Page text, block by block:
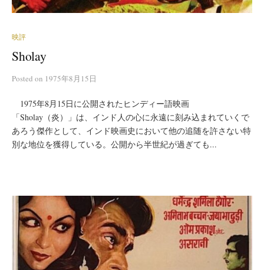
映評
Sholay
Posted on 1975年8月15日
1975年8月15日に公開されたヒンディー語映画
「Sholay（炎）」は、インド人の心に永遠に刻み込まれていくで
あろう傑作として、インド映画史において他の追随を許さない特
別な地位を獲得している。公開から半世紀が過ぎても...